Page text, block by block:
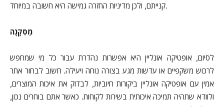
קנייתם, ולכן מדיניות החזרה גמישה היא חשובה במיוחד.
מַסְקָנָה
לסיום, אופטיקה אונליין היא אפשרות נהדרת עבור כל מי שמחפש
לרכוש משקפיים או עדשות מגע בצורה נוחה ויעילה. חשוב לבחור אתר
אמין עם אופטיקה אונליין ביקורות חיוביות, לבדוק את איכות המוצרים,
ולוודא שתהיה תמיכה איכותית בשירות לקוחות. כאשר אתם בוחרים נכון,